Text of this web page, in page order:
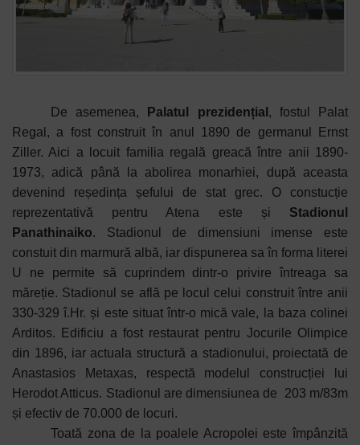
De asemenea, Palatul prezidențial , fostul Palat
Regal, a fost construit în anul 1890 de germanul Ernst
Ziller. Aici a locuit familia regală greacă între anii 1890-
1973, adică până la abolirea monarhiei, după aceasta
devenind reședința șefului de stat grec. O constucție
reprezentativă pentru Atena este și Stadionul
Panathinaiko. Stadionul de dimensiuni imense este
constuit din marmură albă, iar dispunerea sa în forma literei
U ne permite să cuprindem dintr-o privire întreaga sa
măreție. Stadionul se află pe locul celui construit între anii
330-329 î.Hr. și este situat într-o mică vale, la baza colinei
Arditos. Edificiu a fost restaurat pentru Jocurile Olimpice
din 1896, iar actuala structură a stadionului, proiectată de
Anastasios Metaxas, respectă modelul construcției lui
Herodot Atticus. Stadionul are dimensiunea de 203 m/83m
și efectiv de 70.000 de locuri.
Toată zona de la poalele Acropolei este împânzită